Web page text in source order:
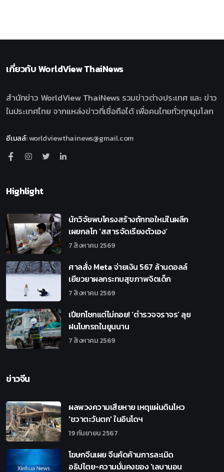
เกี่ยวกับWorldView ThaiNews
สำนักข่าว WorldView ThaiNews รวมข่าวต่างประเทศ และ ข่าว
ในประเทศไทย จากแหล่งข่าวที่เชื่อถือได้ เพื่อคนไทยทั่วทุกมุมโลก
อีเมลล์:worldviewthainews@gmail.com
Highlight
นักวิจัยพบโครงสร้างถักทอใหม่ในผลึก
เผยกลไก ‘สสารจัดเรียงตัวเอง’
7 สิงหาคม 2569
ศาลสั่ง Meta จ่ายเงิน 567 ล้านดอลล์
เยียวยาผลกระทบสุขภาพจิตเด็ก
7 สิงหาคม 2569
เปียกโชกแต่ไม่ถอย! ‘ตำรวจจราจร’ ลุย
ฝนโบกรถในยูนนาน
7 สิงหาคม 2569
ข่าวจีน
ผลพวงความเสียหาย เหตุแผ่นดินไหว
'ชวาตะวันตก' ในอินโดฯ
19 กันยายน 2567
โฆษกจีนเผย จีนคัดค้านการละเมิด
อธิปไตย-ความมั่นคงของ 'เลบานอน